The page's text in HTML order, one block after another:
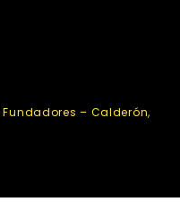
– Calderón,